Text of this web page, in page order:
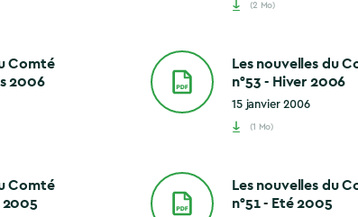
(2 Mo)
Comté
2006
Les nouvelles du
n°53 - Hiver 2006
15 janvier 2006
(1 Mo)
Comté
2005
Les nouvelles du
n°51 - Eté 2005